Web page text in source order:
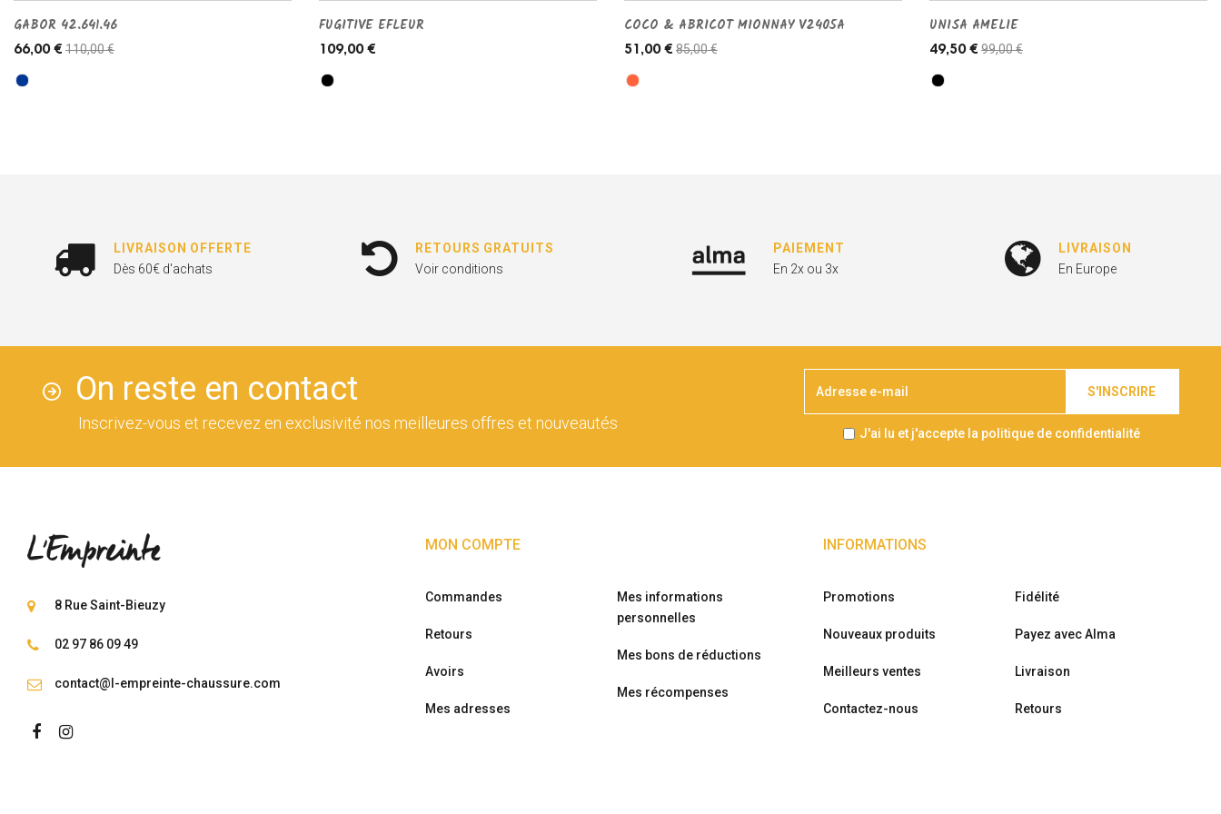
GABOR 42.641.46
66,00 € 110,00 €
FUGITIVE EFLEUR
109,00 €
COCO & ABRICOT MIONNAY V2405A
51,00 € 85,00 €
UNISA AMELIE
49,50 € 99,00 €
LIVRAISON OFFERTE
Dès 60€ d'achats
RETOURS GRATUITS
Voir conditions
PAIEMENT
En 2x ou 3x
LIVRAISON
En Europe
On reste en contact
Inscrivez-vous et recevez en exclusivité nos meilleures offres et nouveautés
S'INSCRIRE
J'ai lu et j'accepte la politique de confidentialité
8 Rue Saint-Bieuzy
02 97 86 09 49
contact@l-empreinte-chaussure.com
MON COMPTE
Commandes
Retours
Avoirs
Mes adresses
Mes informations
personnelles
Mes bons de réductions
Mes récompenses
INFORMATIONS
Promotions
Nouveaux produits
Meilleurs ventes
Contactez-nous
Fidélité
Payez avec Alma
Livraison
Retours